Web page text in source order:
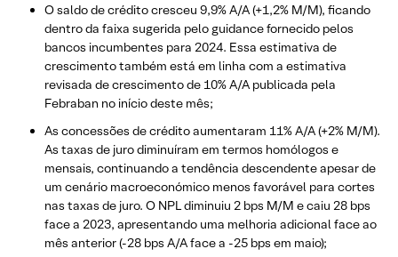
O saldo de crédito cresceu 9,9% A/A (+1,2% M/M), ficando
dentro da faixa sugerida pelo guidance fornecido pelos
bancos incumbentes para 2024. Essa estimativa de
crescimento também está em linha com a estimativa
revisada de crescimento de 10% A/A publicada pela
Febraban no início deste mês;
As concessões de crédito aumentaram 11% A/A (+2% M/M).
As taxas de juro diminuíram em termos homólogos e
mensais, continuando a tendência descendente apesar de
um cenário macroeconómico menos favorável para cortes
nas taxas de juro. O NPL diminuiu 2 bps M/M e caiu 28 bps
face a 2023, apresentando uma melhoria adicional face ao
mês anterior (-28 bps A/A face a -25 bps em maio);